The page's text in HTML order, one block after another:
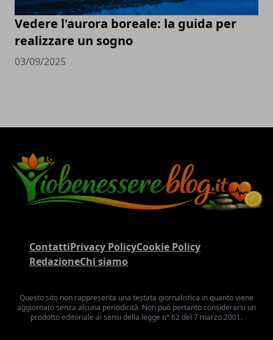
Vedere l'aurora boreale: la guida per
realizzare un sogno
03/09/2025
ContattiPrivacy PolicyCookie Policy
RedazioneChi siamo
Questo sito non rappresenta una testata giornalistica in quanto viene
aggiornato senza alcuna periodicità. Non può pertanto considerarsi un
prodotto editoriale ai sensi della legge n° 62 del 7 marzo 2001.